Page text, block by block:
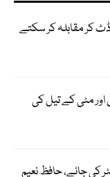
کر مقابلہ کر سکتے
اور مٹی کے تیل کی
روپے فی لیٹر کی جائے، حافظ نعیم